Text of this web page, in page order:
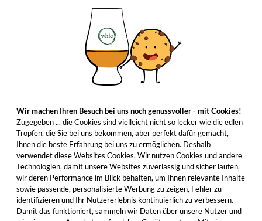
Wir machen Ihren Besuch bei uns noch genussvoller - mit Cookies!
Zugegeben ... die Cookies sind vielleicht nicht so lecker wie die edlen
Tropfen, die Sie bei uns bekommen, aber perfekt dafür gemacht,
Ihnen die beste Erfahrung bei uns zu ermöglichen. Deshalb
verwendet diese Websites Cookies. Wir nutzen Cookies und andere
Technologien, damit unsere Websites zuverlässig und sicher laufen,
wir deren Performance im Blick behalten, um Ihnen relevante Inhalte
sowie passende, personalisierte Werbung zu zeigen, Fehler zu
identifizieren und Ihr Nutzererlebnis kontinuierlich zu verbessern.
Damit das funktioniert, sammeln wir Daten über unsere Nutzer und